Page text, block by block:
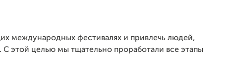
международных фестивалях и привлечь людей,
этой целью мы тщательно проработали все этапы